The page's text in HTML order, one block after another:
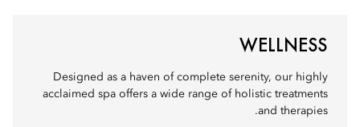
WELLNESS
Designed as a haven of complete serenity, our highly
acclaimed spa offers a wide range of holistic treatments
and therapies.